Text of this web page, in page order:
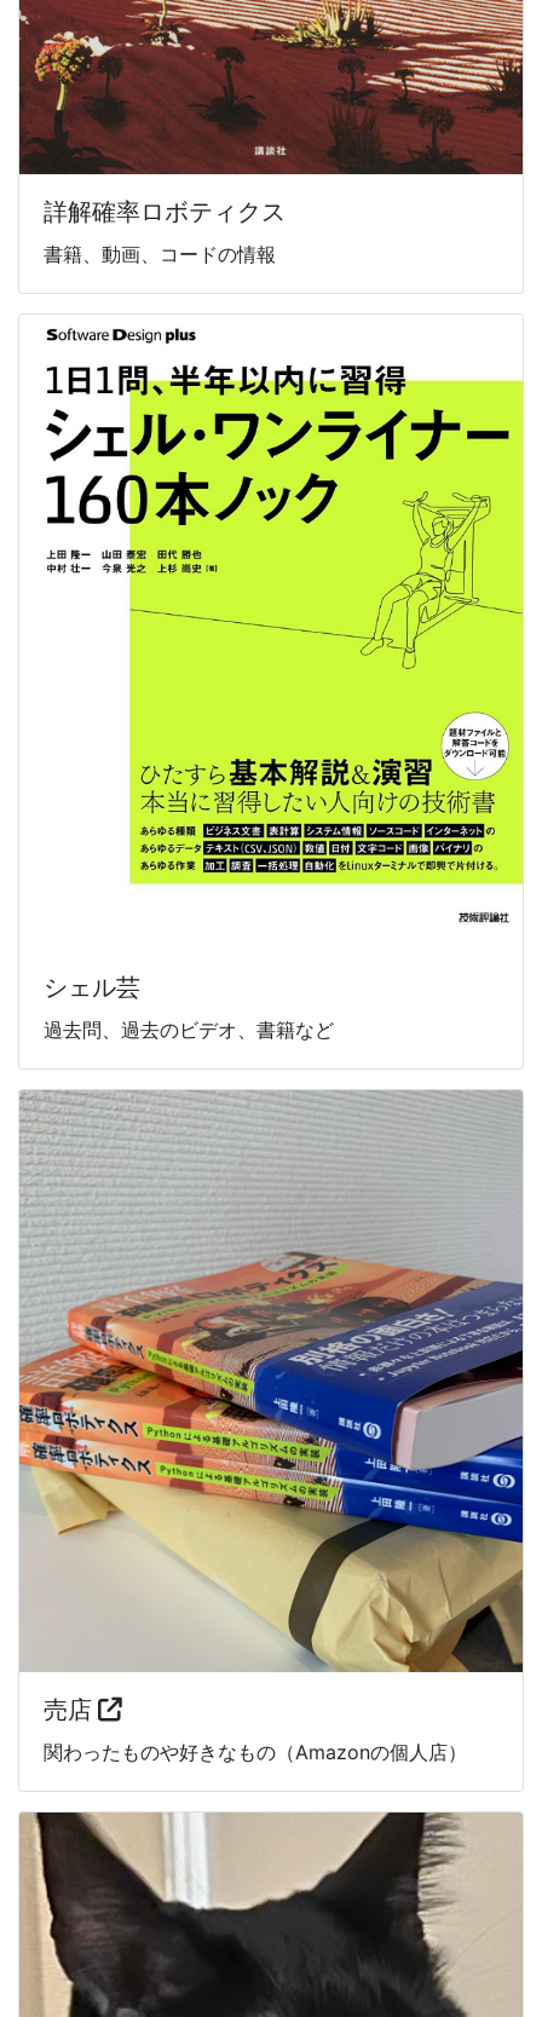
詳解確率ロボティクス
書籍、動画、コードの情報
シェル芸
過去問、過去のビデオ、書籍など
売店
関わったものや好きなもの（Amazonの個人店）